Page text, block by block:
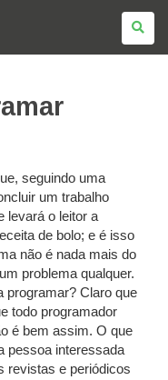
seguindo uma
um trabalho
levará o leitor a
de bolo; e é isso
não é nada mais do
problema qualquer.
programar? Claro que
todo programador
é bem assim. O que
pessoa interessada
revistas e periódicos